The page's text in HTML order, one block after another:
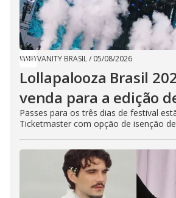
VANITY BRASIL/ 05/08/2026
Lollapalooza Brasil
venda para a edição
Passes para os três dias de festival
Ticketmaster com opção de isenção